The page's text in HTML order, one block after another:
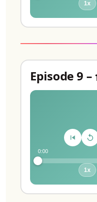
1x
Episode 9 –
0:00
1x